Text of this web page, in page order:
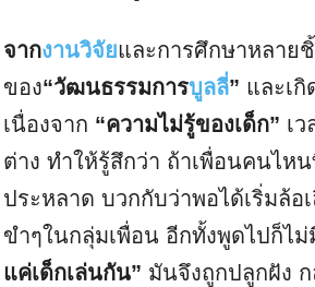
จากงานวิจัยและการศึกษาหลาย
ของ“วัฒนธรรมการบูลลี่” และเ
เนื่องจาก “ความไม่รู้ของเด็ก” เ
ต่าง ทำให้รู้สึกว่า ถ้าเพื่อนคนไห
ประหลาด บวกกับว่าพอได้เริ่มล้อ
ขำๆในกลุ่มเพื่อน อีกทั้งพูดไปก็ไ
แค่เด็กเล่นกัน” มันจึงถูกปลูกฝัง